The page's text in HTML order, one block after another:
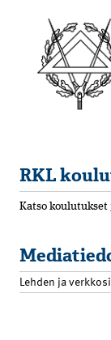
RKL
Katso koulutukset
Lehden ja